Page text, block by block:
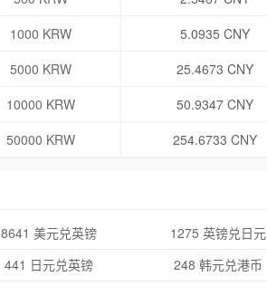
1000 KRW
5.0935 CNY
5000 KRW
25.4673 CNY
10000 KRW
50.9347 CNY
50000 KRW 254.6733 CNY
8641 美元兑英镑
1275 英镑兑日元
441 日元兑英镑
248 韩元兑港币